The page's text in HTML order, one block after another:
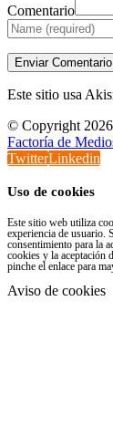
Comentario
Este sitio usa
© Copyright
Factoría de
TwitterLinkedin
Uso de cookies
Este sitio web utiliza
experiencia de usuario.
consentimiento para la
cookies y la aceptación
pinche el enlace para
Aviso de cookies